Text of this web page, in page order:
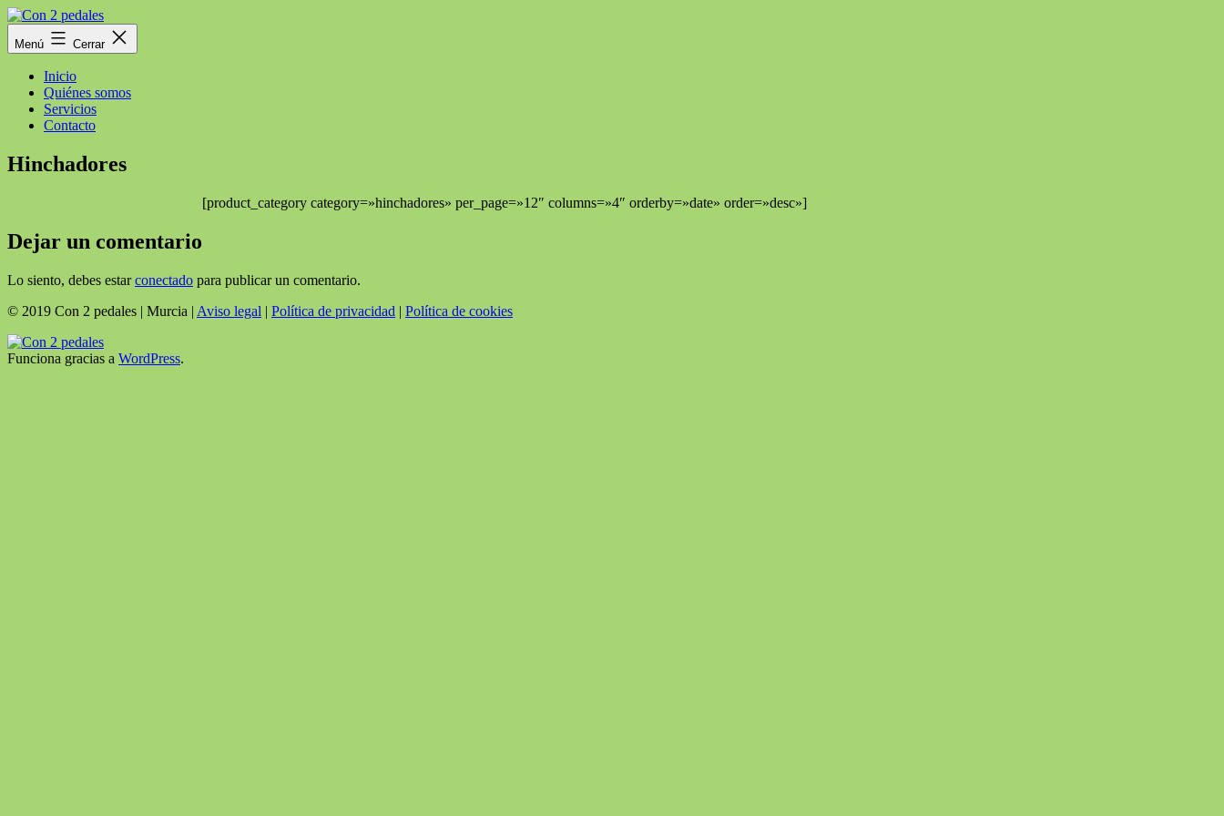
Saltar
al
contenido
Con
Menú Cerrar
Inicio
Quiénes somos
Servicios
Contacto
Hinchadores
[product_category category=»hinchadores» per_page=»12″ columns=»4″ orderby=»date» order=»desc»]
Dejar un comentario
Lo siento, debes estarconectado para publicar un comentario.
© 2019 Con 2 pedales | Murcia | Aviso legal | Política de privacidad | Política de cookies
Funciona gracias a WordPress.